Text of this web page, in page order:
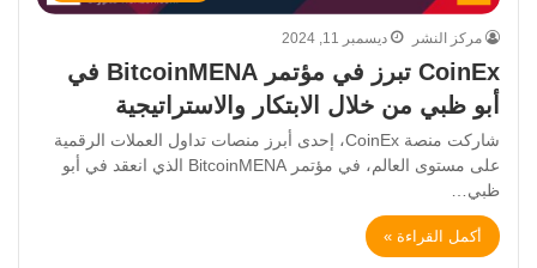
مركز النشر ديسمبر 11, 2024
CoinEx تبرز في مؤتمر BitcoinMENA في
أبو ظبي من خلال الابتكار والاستراتيجية
شاركت منصة CoinEx، إحدى أبرز منصات تداول العملات الرقمية
على مستوى العالم، في مؤتمر BitcoinMENA الذي انعقد في أبو
ظبي…
أكمل القراءة »